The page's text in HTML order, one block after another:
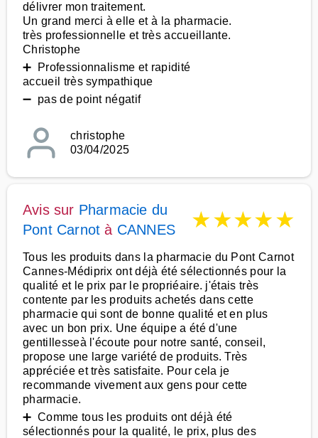
délivrer mon traitement.
Un grand merci à elle et à la pharmacie.
très professionnelle et très accueillante.
Christophe
➕ Professionnalisme et rapidité
accueil très sympathique
➖ pas de point négatif
christophe
03/04/2025
Avis sur Pharmacie du
Pont Carnot à CANNES ★★★★★
Tous les produits dans la pharmacie du Pont Carnot
Cannes-Médiprix ont déjà été sélectionnés pour la
qualité et le prix par le propriéaire. j'étais très
contente par les produits achetés dans cette
pharmacie qui sont de bonne qualité et en plus
avec un bon prix. Une équipe a été d'une
gentillesseà l'écoute pour notre santé, conseil,
propose une large variété de produits. Très
appréciée et très satisfaite. Pour cela je
recommande vivement aux gens pour cette
pharmacie.
➕ Comme tous les produits ont déjà été
sélectionnés pour la qualité, le prix, plus des